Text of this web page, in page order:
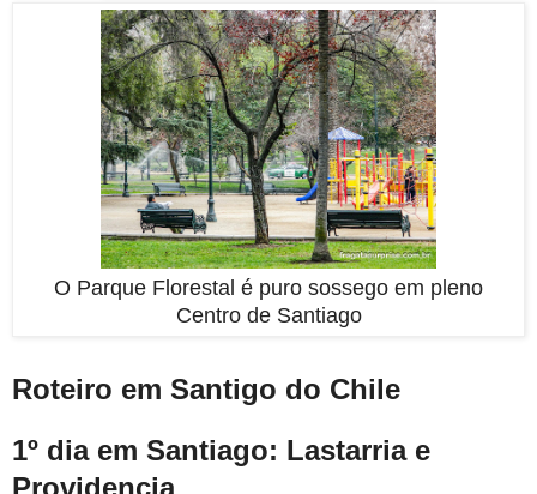
O Parque Florestal é puro sossego em pleno
Centro de Santiago
Roteiro em Santigo do Chile
1º dia em Santiago: Lastarria e
Providencia